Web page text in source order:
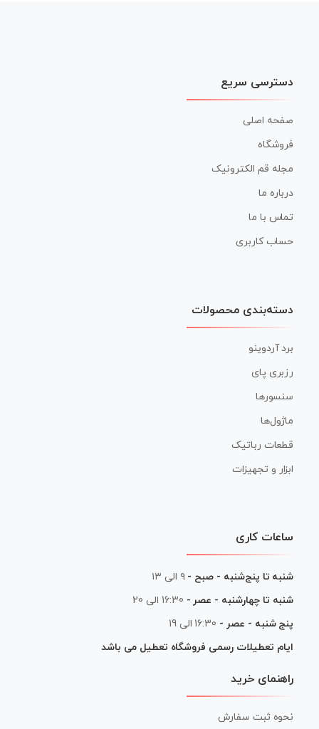
دسترسی سریع
صفحه اصلی
فروشگاه
مجله قم الکترونیک
درباره ما
تماس با ما
حساب کاربری
دسته‌بندی محصولات
برد آردوینو
رزبری پای
سنسورها
ماژول‌ها
قطعات رباتیک
ابزار و تجهیزات
ساعات کاری
شنبه تا پنج‌شنبه - صبح - ۹ الی ۱۳
شنبه تا چهارشنبه - عصر - 16:30 الی 20
پنج شنبه - عصر - 16:30 الی 19
ایام تعطیلات رسمی فروشگاه تعطیل می باشد
راهنمای خرید
نحوه ثبت سفارش